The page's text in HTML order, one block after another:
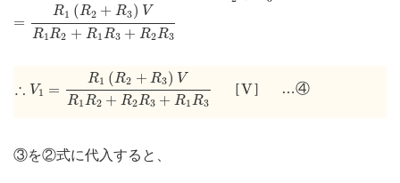
=
R1 (R2 + R3) V
R1R2 + R1R3 + R2R3
∴ V1 =
R1 (R2 + R3) V
R1R2 + R2R3 + R1R3
2+ R 3) R 1R2 +R
［V
V］ …④
③を②式に代入すると、